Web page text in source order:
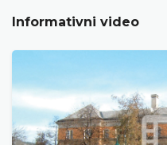
Informativni video